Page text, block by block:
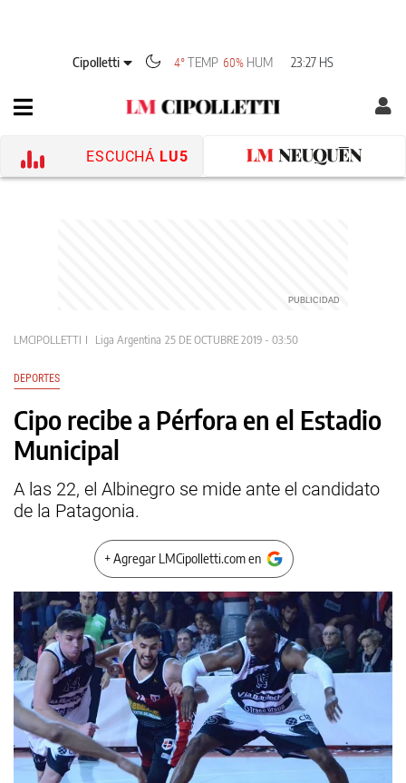
Cipolletti 4° TEMP 60% HUM 23:27 HS
ESCUCHÁ LU5
LMCIPOLLETTI Liga Argentina 25 DE OCTUBRE 2019 - 03:50
DEPORTES
Cipo recibe a Pérfora en el Estadio
Municipal
A las 22, el Albinegro se mide ante el candidato
de la Patagonia.
+ Agregar LMCipolletti.com en